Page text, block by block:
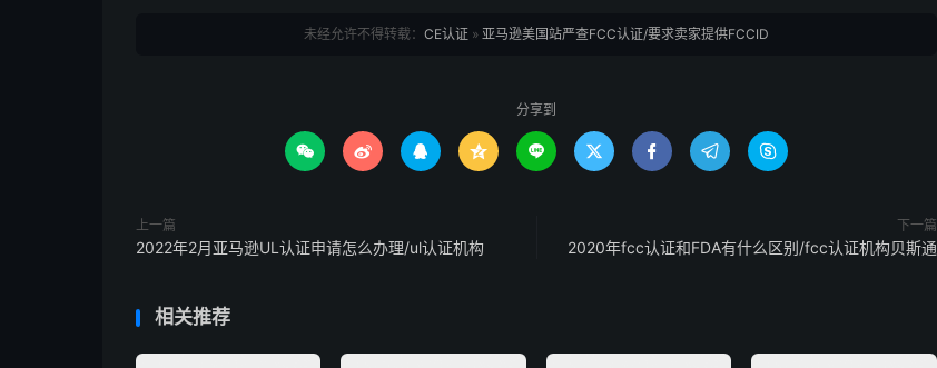
未经允许不得转载： CE认证 » 亚马逊美国站严查FCC认证/要求卖家提供FCCID
分享到
        
上一篇
2022年2月亚马逊UL认证申请怎么办理/ul认证机构
下一篇
2020年fcc认证和FDA有什么区别/fcc认证机构贝斯通
相关推荐